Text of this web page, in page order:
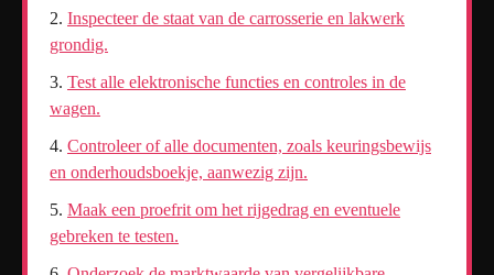
Inspecteer de staat van de carrosserie en lakwerk
grondig.
Test alle elektronische functies en controles in de
wagen.
Controleer of alle documenten, zoals keuringsbewijs
en onderhoudsboekje, aanwezig zijn.
Maak een proefrit om het rijgedrag en eventuele
gebreken te testen.